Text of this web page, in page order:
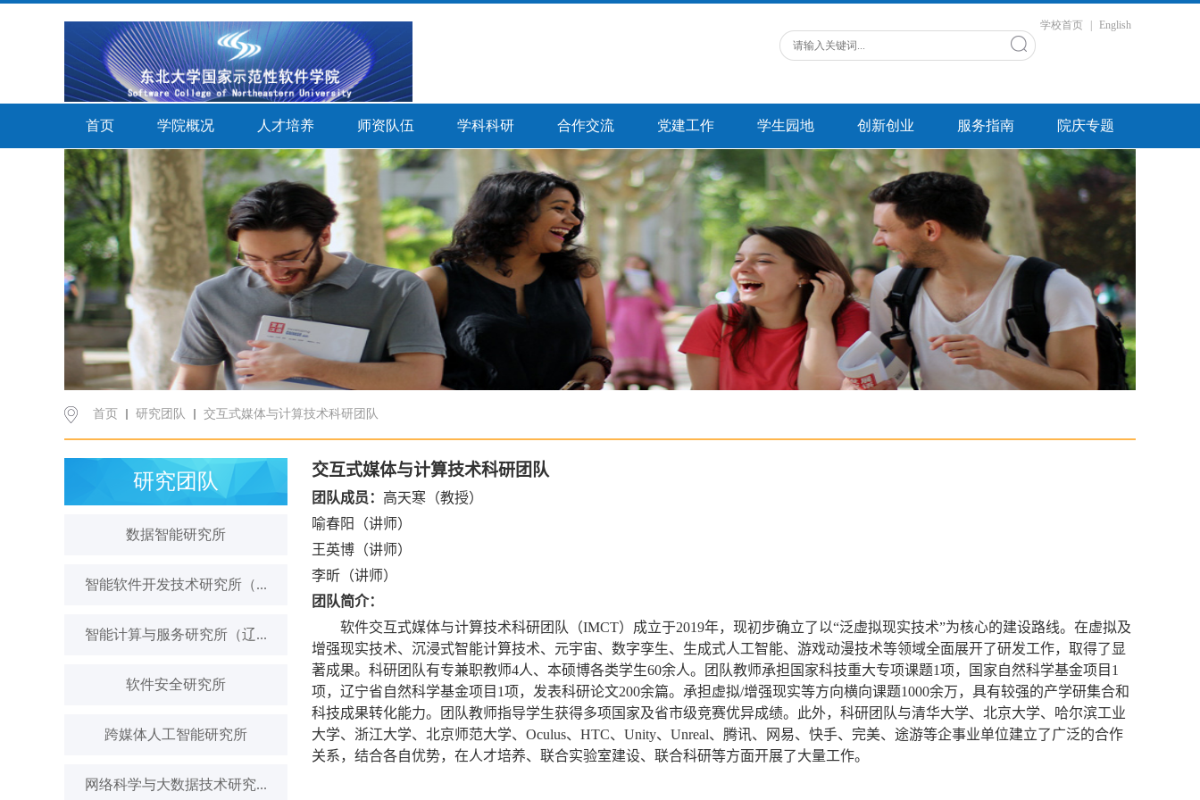
学校首页 English
首页 学院概况 人才培养 师资队伍 学科科研 合作交流 党建工作 学生园地 创新创业 服务指南 院庆专题
首页 研究团队 交互式媒体与计算技术科研团队
研究团队
数据智能研究所
智能软件开发技术研究所（...
智能计算与服务研究所（辽...
软件安全研究所
跨媒体人工智能研究所
网络科学与大数据技术研究...
交互式媒体与计算技术科研团队
团队成员： 高天寒（教授）
喻春阳（讲师）
王英博（讲师）
李昕（讲师）
团队简介：
软件交互式媒体与计算技术科研团队（IMCT）成立于2019年，现初步确立了以“泛虚拟现实技术”为核心的建设路线。在虚拟及
增强现实技术、沉浸式智能计算技术、元宇宙、数字孪生、生成式人工智能、游戏动漫技术等领域全面展开了研发工作，取得了显
著成果。科研团队有专兼职教师4人、本硕博各类学生60余人。团队教师承担国家科技重大专项课题1项，国家自然科学基金项目 1
项，辽宁省自然科学基金项目 1项，发表科研论文200余篇。承担虚拟/增强现实等方向横向课题1000余万，具有较强的产学研集合和
科技成果转化能力。团队教师指导学生获得多项国家及省市级竞赛优异成绩。此外，科研团队与清华大学、北京大学、哈尔滨工业
大学、浙江大学、北京师范大学、 Oculus、 HTC、 Unity、 Unreal、腾讯、网易、快手、完美、途游等企事业单位建立了广泛的合作
关系，结合各自优势，在人才培养、联合实验室建设、联合科研等方面开展了大量工作。